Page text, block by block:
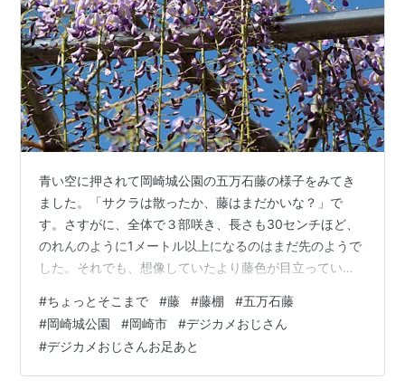
青い空に押されて岡崎城公園の五万石藤の様子をみてき
ました。「サクラは散ったか、藤はまだかいな？」で
す。さすがに、全体で３部咲き、長さも30センチほど、
のれんのように1メートル以上になるのはまだ先のようで
した。それでも、想像していたより藤色が目立っていて
ったアベ・・・」などと鼻歌がでます。ポタポタ途中の
乙川沿いには八重桜のピンクもきれいでした。良い天気
にノー天気な昼時でした。 これから見頃をむかえる五万
石藤 やえちゃんか～ そやな～ 満開やで～ え～なぁ～ う
#ちょっとそこまで #藤 #藤棚 #五万石藤
#岡崎城公園 #岡崎市 #デジカメおじさん
#デジカメおじさんお足あと